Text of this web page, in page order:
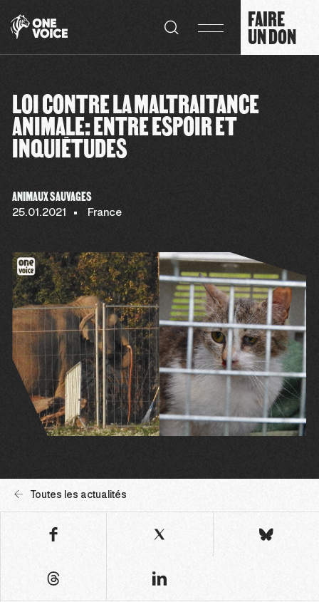
FAIRE
UN DON
LOI CONTRE LA MALTRAITANCE
ANIMALE: ENTRE ESPOIR ET
INQUIÉTUDES
ANIMAUX SAUVAGES
25.01.2021 France
Toutes les actualités